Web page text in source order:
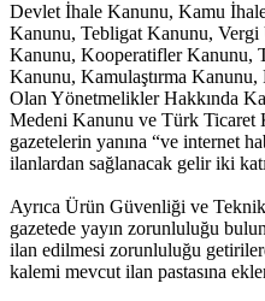
Devlet İhale Kanunu, Kamu
Kanunu, Tebligat Kanunu,
Kanunu, Kooperatifler Kanunu,
Kanunu, Kamulaştırma Kanunu,
Olan Yönetmelikler Hakkında
Medeni Kanunu ve Türk Ticaret
gazetelerin yanına “ve internet
ilanlardan sağlanacak gelir iki
Ayrıca Ürün Güvenliği ve
gazetede yayın zorunluluğu
ilan edilmesi zorunluluğu
kalemi mevcut ilan pastasına